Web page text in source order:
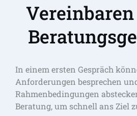
In einem ersten Gespräch
Anforderungen besprechen
Rahmenbedingungen
Beratung, um schnell ans Ziel